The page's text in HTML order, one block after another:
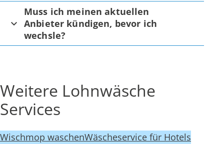
Muss ich meinen aktuellen
Anbieter kündigen, bevor ich
wechsle?
Weitere Lohnwäsche
Services
Wischmop waschenWäscheservice für Hotels